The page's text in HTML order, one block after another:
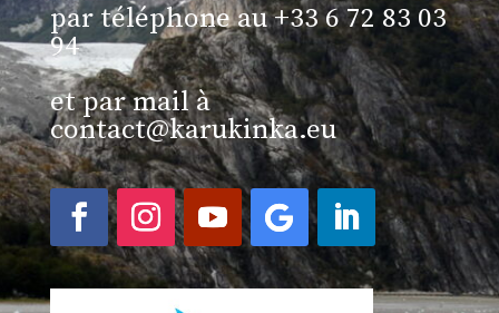
par téléphone au +33 6 72 83 03
94
et par mail à
contact@karukinka.eu